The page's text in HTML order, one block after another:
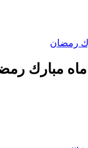
ماه مبارك